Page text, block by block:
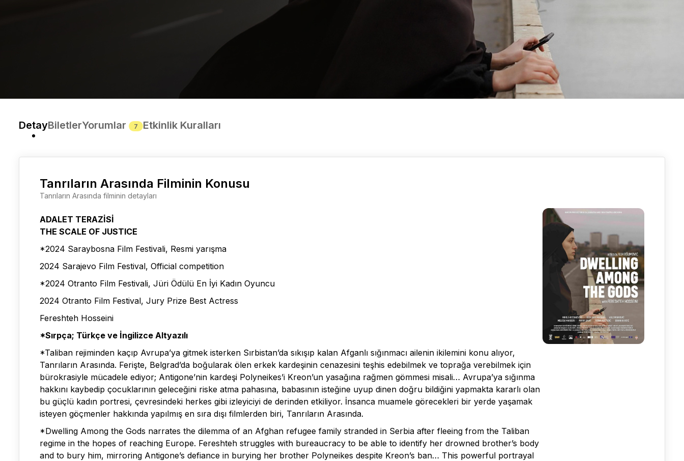
DetayBiletlerYorumlar 7 Etkinlik Kuralları
Tanrıların Arasında Filminin Konusu
Tanrıların Arasında filminin detayları
ADALET TERAZİSİ
THE SCALE OF JUSTICE
*2024 Saraybosna Film Festivali, Resmi yarışma
2024 Sarajevo Film Festival, Official competition
*2024 Otranto Film Festivali, Jüri Ödülü En İyi Kadın Oyuncu
2024 Otranto Film Festival, Jury Prize Best Actress
Fereshteh Hosseini
*Sırpça; Türkçe ve İngilizce Altyazılı
*Taliban rejiminden kaçıp Avrupa’ya gitmek isterken Sırbistan’da sıkışıp kalan Afganlı sığınmacı ailenin ikilemini konu alıyor,
Tanrıların Arasında. Ferişte, Belgrad’da boğularak ölen erkek kardeşinin cenazesini teşhis edebilmek ve toprağa verebilmek için
bürokrasiyle mücadele ediyor; Antigone’nin kardeşi Polyneikes’i Kreon’un yasağına rağmen gömmesi misali… Avrupa’ya sığınma
hakkını kaybedip çocuklarının geleceğini riske atma pahasına, babasının isteğine uyup dinen doğru bildiğini yapmakta kararlı olan
bu güçlü kadın portresi, çevresindeki herkes gibi izleyiciyi de derinden etkiliyor. İnsanca muamele görecekleri bir yerde yaşamak
isteyen göçmenler hakkında yapılmış en sıra dışı filmlerden biri, Tanrıların Arasında.
*Dwelling Among the Gods narrates the dilemma of an Afghan refugee family stranded in Serbia after fleeing from the Taliban
regime in the hopes of reaching Europe. Fereshteh struggles with bureaucracy to be able to identify her drowned brother’s body
and to bury him, mirroring Antigone’s defiance in burying her brother Polyneikes despite Kreon’s ban… This powerful portrayal